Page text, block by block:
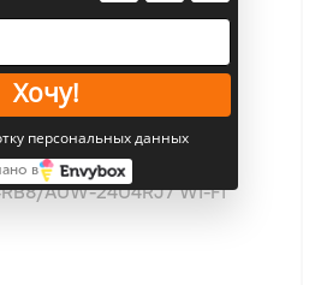
AUW-24U4RJ7 WI-FI
Хочу!
персональных данных
в